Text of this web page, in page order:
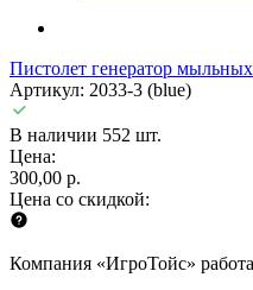
Пистолет генератор
Артикул: 2033-3 (blue)
В наличии 552 шт.
Цена:
300,00 р.
Цена со скидкой:
Компания «ИгроТойс»